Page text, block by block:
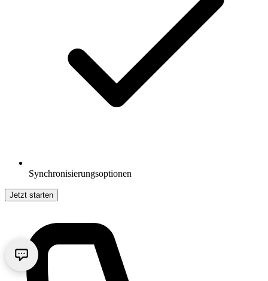
Synchronisierungsoptionen
Jetzt starten